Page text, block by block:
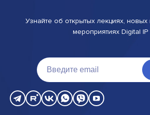
Узнайте об открытых лекциях,
мероприятиях Digital IP